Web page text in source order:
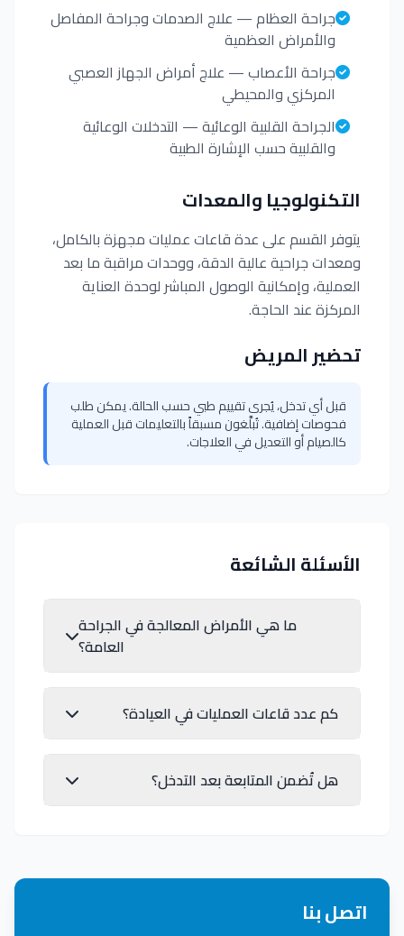
جراحة العظام — علاج الصدمات وجراحة المفاصل
والأمراض العظمية
جراحة الأعصاب — علاج أمراض الجهاز العصبي
المركزي والمحيطي
الجراحة القلبية الوعائية — التدخلات الوعائية
والقلبية حسب الإشارة الطبية
التكنولوجيا والمعدات
يتوفر القسم على عدة قاعات عمليات مجهزة بالكامل،
ومعدات جراحية عالية الدقة، ووحدات مراقبة ما بعد
العملية، وإمكانية الوصول المباشر لوحدة العناية
المركزة عند الحاجة.
تحضير المريض
قبل أي تدخل، يُجرى تقييم طبي حسب الحالة. يمكن طلب
فحوصات إضافية. تُبلَّغون مسبقاً بالتعليمات قبل العملية
كالصيام أو التعديل في العلاجات.
الأسئلة الشائعة
ما هي الأمراض المعالجة في الجراحة
العامة؟
كم عدد قاعات العمليات في العيادة؟
هل تُضمن المتابعة بعد التدخل؟
اتصل بنا